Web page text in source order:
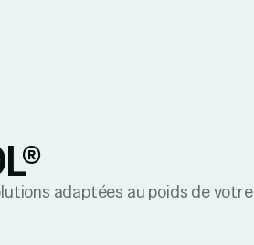
adaptées au poids de votre